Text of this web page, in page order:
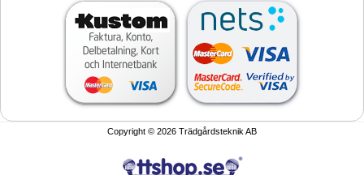
Copyright © 2026 Trädgårdsteknik AB